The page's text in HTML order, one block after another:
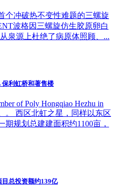
个冲破热不变性难题的三螺旋
波格因三螺旋仿生胶原卵白
泉源上杜绝了病原体照顾、...
利虹桥和著售楼
of Poly Hongqiao Hezhu in
。 西区北虹之星，同样以东区
期规划总建建面积约1100亩，
总投资额约139亿